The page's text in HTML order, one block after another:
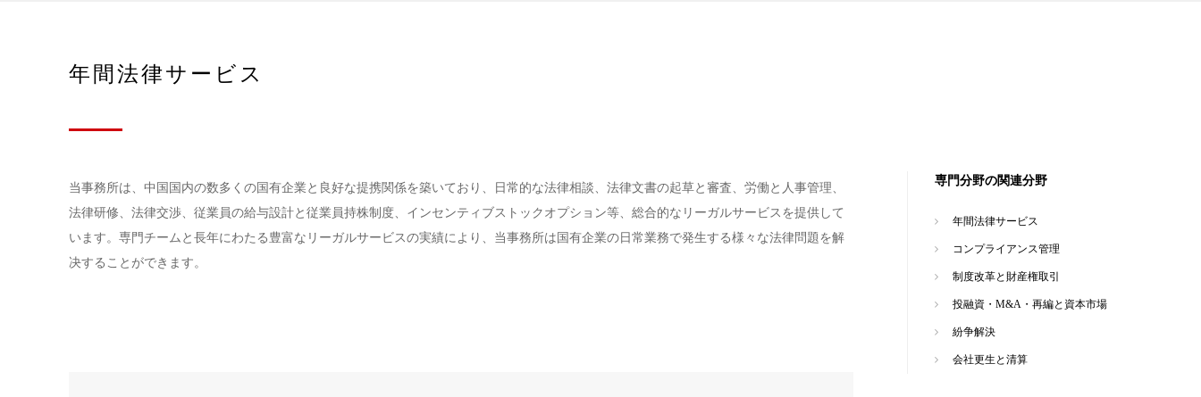
年間法律サービス
当事務所は、中国国内の数多くの国有企業と良好な提携関係を築いており、日常的な法律相談、法律文書の起草と審査、労働と人事管理、
法律研修、法律交渉、従業員の給与設計と従業員持株制度、インセンティブストックオプション等、総合的なリーガルサービスを提供して
います。専門チームと長年にわたる豊富なリーガルサービスの実績により、当事務所は国有企業の日常業務で発生する様々な法律問題を解
决することができます。
専門分野の関連分野
年間法律サービス
コンプライアンス管理
制度改革と財産権取引
投融資・M&A・再編と資本市場
紛争解決
会社更生と清算